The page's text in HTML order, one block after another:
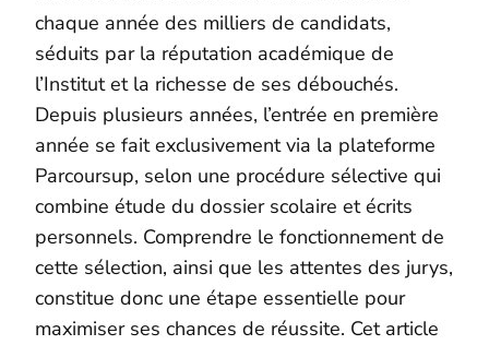
chaque année des milliers de candidats,
séduits par la réputation académique de
l’Institut et la richesse de ses débouchés.
Depuis plusieurs années, l’entrée en première
année se fait exclusivement via la plateforme
Parcoursup, selon une procédure sélective qui
combine étude du dossier scolaire et écrits
personnels. Comprendre le fonctionnement de
cette sélection, ainsi que les attentes des jurys,
constitue donc une étape essentielle pour
maximiser ses chances de réussite. Cet article